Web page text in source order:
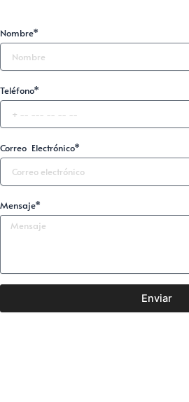
Nombre*
Teléfono*
Correo Electrónico*
Mensaje*
Enviar